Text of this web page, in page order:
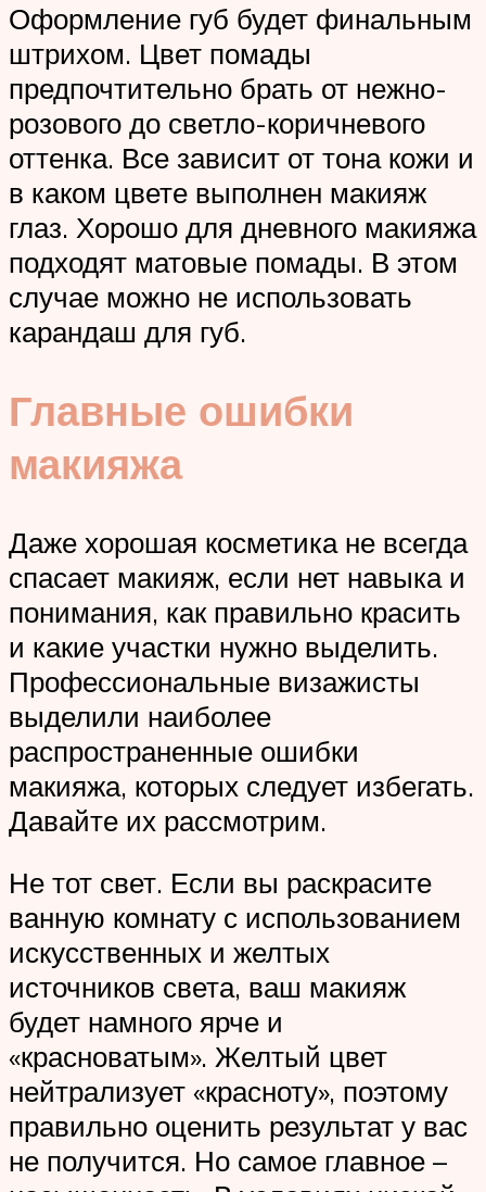
Оформление губ будет финальным
штрихом. Цвет помады
предпочтительно брать от нежно-
розового до светло-коричневого
оттенка. Все зависит от тона кожи и
в каком цвете выполнен макияж
глаз. Хорошо для дневного макияжа
подходят матовые помады. В этом
случае можно не использовать
карандаш для губ.
Главные ошибки
макияжа
Даже хорошая косметика не всегда
спасает макияж, если нет навыка и
понимания, как правильно красить
и какие участки нужно выделить.
Профессиональные визажисты
выделили наиболее
распространенные ошибки
макияжа, которых следует избегать.
Давайте их рассмотрим.
Не тот свет. Если вы раскрасите
ванную комнату с использованием
искусственных и желтых
источников света, ваш макияж
будет намного ярче и
«красноватым». Желтый цвет
нейтрализует «красноту», поэтому
правильно оценить результат у вас
не получится. Но самое главное –